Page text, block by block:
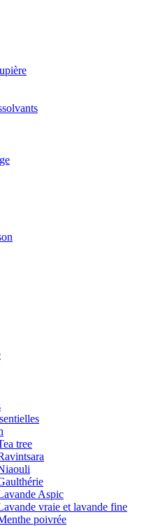
tree
Aspic
vraie et lavande fine
poivrée